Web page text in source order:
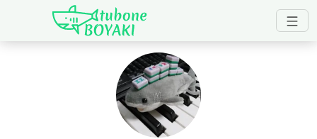
Japanese IT Developer's